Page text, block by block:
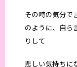
その時の気分で
のように、自ら
りして
悲しい気持ちに